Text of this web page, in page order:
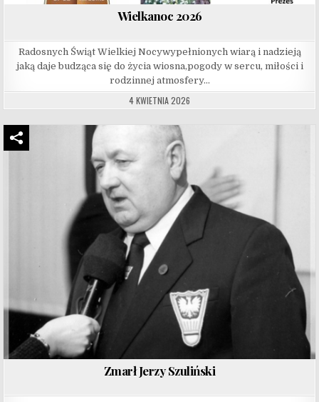
Wielkanoc 2026
Radosnych Świąt Wielkiej Nocywypełnionych wiarą i nadzieją
jaką daje budząca się do życia wiosna,pogody w sercu, miłości i
rodzinnej atmosfery…
4 KWIETNIA 2026
Zmarł Jerzy Szuliński